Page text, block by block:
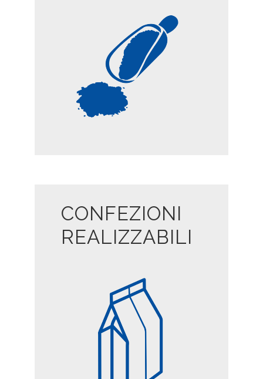
FARINE
CONFEZIONI
REALIZZABILI
FONDO QUADRO